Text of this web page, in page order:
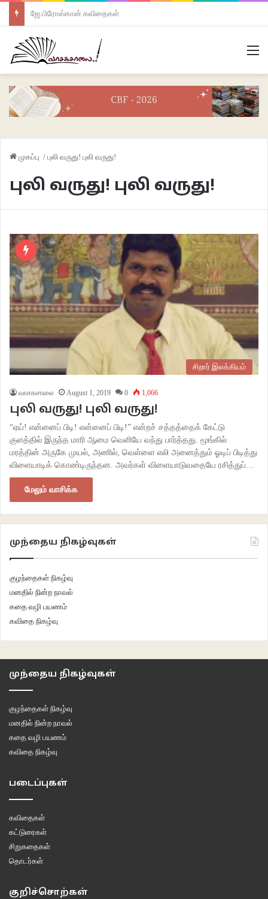
ஜே.பிரோஸ்கான் கவிதைகள்
முகப்பு / புலி வருது! புலி வருது!
புலி வருது! புலி வருது!
சிறார் இலக்கியம்
வாசகசாலை August 1, 2019 0 1,066
புலி வருது! புலி வருது!
“ஏய்! என்னைப் பிடி! என்னைப் பிடி!” என்றச் சத்தத்தைக் கேட்டு
குளத்தில் இருந்த மாரி ஆமை வெளியே வந்து பார்த்தது. மூங்கில்
மரத்தின் அருகே முயல், அணில், வெள்ளை எலி அனைத்தும் ஓடிப் பிடித்து
விளையாடிக் கொண்டிருந்தன. அவர்கள் விளையாடுவதையே ரசித்துப்…
மேலும் வாசிக்க
முந்தைய நிகழ்வுகள்
குழந்தைகள் நிகழ்வு
மனதில் நின்ற நாவல்
கதை வழி பயணம்
கவிதை நிகழ்வு
முந்தைய நிகழ்வுகள்
குழந்தைகள் நிகழ்வு
மனதில் நின்ற நாவல்
கதை வழி பயணம்
கவிதை நிகழ்வு
படைப்புகள்
கவிதைகள்
கட்டுரைகள்
சிறுகதைகள்
தொடர்கள்
குறிச்சொற்கள்